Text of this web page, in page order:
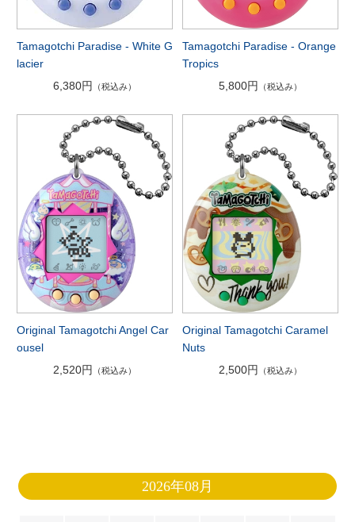
Tamagotchi Paradise - White G
lacier
6,380円
（税込み）
Tamagotchi Paradise - Orange
Tropics
5,800円
（税込み）
Original Tamagotchi Angel Car
ousel
2,520円
（税込み）
Original Tamagotchi Caramel
Nuts
2,500円
（税込み）
2026年08月